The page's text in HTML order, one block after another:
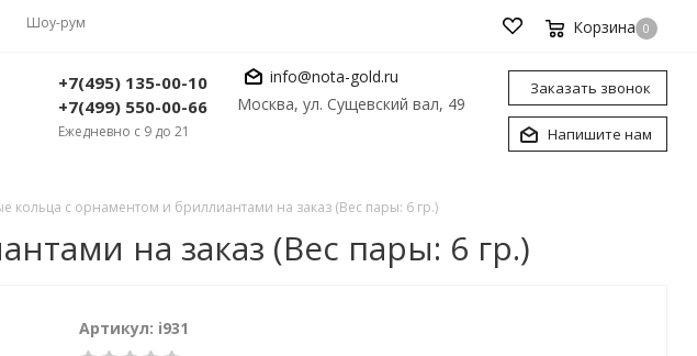
Шоу-рум Корзина 0
+7(495) 135-00-10
+7(499) 550-00-66
Ежедневно с 9 до 21
info@nota-gold.ru
Москва, ул. Сущевский вал, 49
Заказать звонок
Напишите нам
кольца с орнаментом и бриллиантами на заказ (Вес пары: 6 гр.)
на заказ (Вес пары: 6 гр.)
Артикул: i931